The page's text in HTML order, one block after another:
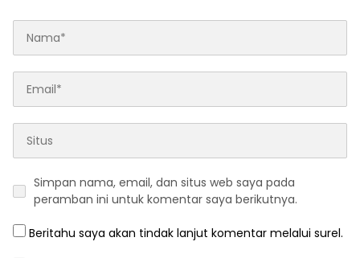
Simpan nama, email, dan situs web saya pada
peramban ini untuk komentar saya berikutnya.
Beritahu saya akan tindak lanjut komentar melalui surel.